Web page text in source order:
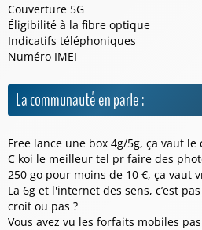
Couverture 5G
Éligibilité à la fibre optique
Indicatifs téléphoniques
Numéro IMEI
La communauté en parle :
Free lance une box 4g/5g, ça vaut le
C koi le meilleur tel pr faire des
250 go pour moins de 10 €, ça vaut
La 6g et l'internet des sens, c’est
croit ou pas ?
Vous avez vu les forfaits mobiles